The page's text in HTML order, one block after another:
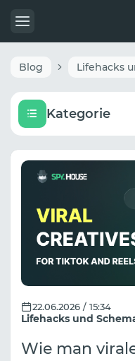
Blog Lifehacks
Kategorie
Lifehacks und
22.06.2026 / 15:34
Wie man